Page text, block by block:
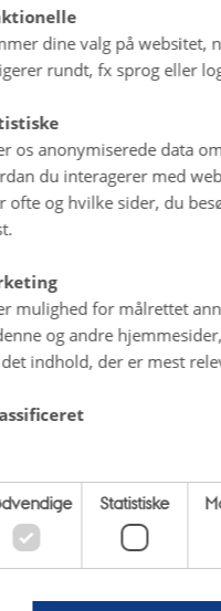
2021 (6 poster)
2021(2 poster)
2021(1 post)
(5 poster)
(2 poster)
(3 poster)
(4 poster)
(3 poster)
(2 poster)
2020(4 poster)
(5 poster)
2020
dine valg på websitet,
rundt, fx sprog eller
os anonymiserede data
du interagerer med
ofte og hvilke sider, du
mulighed for målrettet
og andre
indhold, der er mest
Statistiske